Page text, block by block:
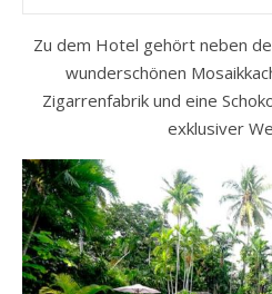
Zu dem Hotel gehört neben
wunderschönen
Zigarrenfabrik und eine
exklusiver